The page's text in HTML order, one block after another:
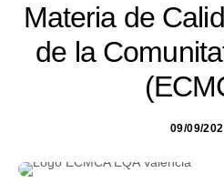
Materia de
de la
09/09/